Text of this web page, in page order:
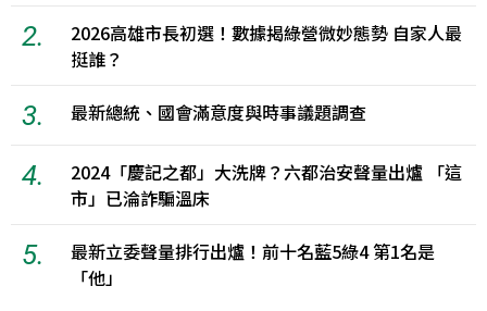
2.
2026高雄市長初選！數據揭綠營微妙態勢 自家人最
挺誰？
3. 最新總統、國會滿意度與時事議題調查
4.
2024「慶記之都」大洗牌？六都治安聲量出爐 「這
市」已淪詐騙溫床
5.
最新立委聲量排行出爐！前十名藍5綠4 第1名是
「他」